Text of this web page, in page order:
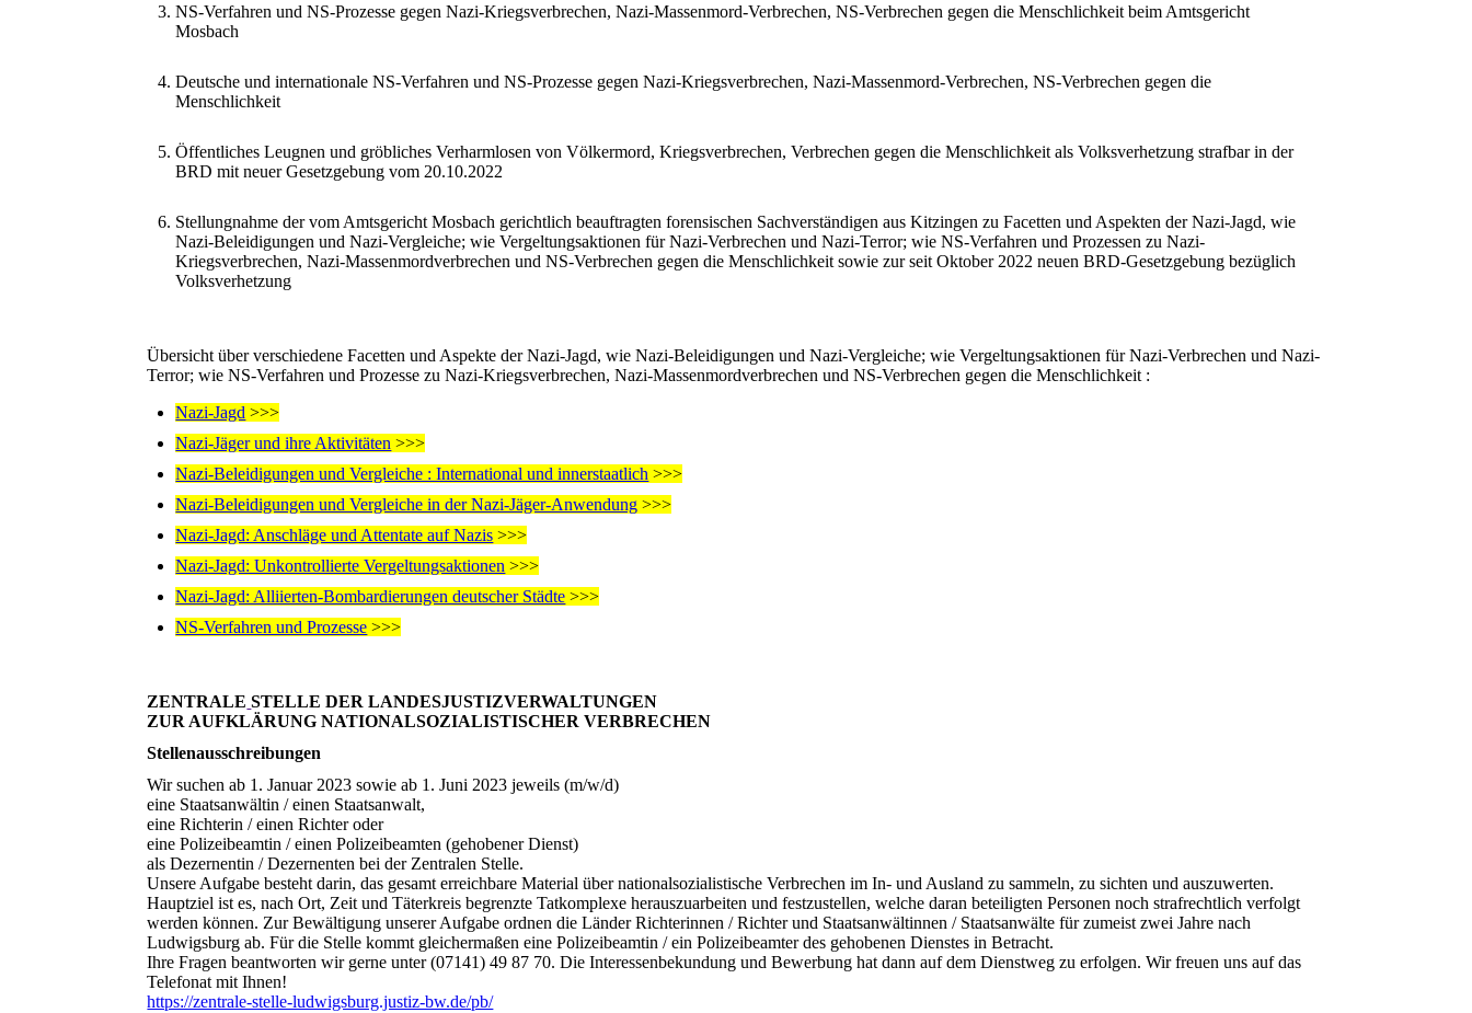
NS-Verfahren und NS-Prozesse gegen Nazi-Kriegsverbrechen, Nazi-Massenmord-Verbrechen, NS-Verbrechen gegen die Menschlichkeit beim Amtsgericht
Mosbach
Deutsche und internationale NS-Verfahren und NS-Prozesse gegen Nazi-Kriegsverbrechen, Nazi-Massenmord-Verbrechen, NS-Verbrechen gegen die
Menschlichkeit
Öffentliches Leugnen und gröbliches Verharmlosen von Völkermord, Kriegsverbrechen, Verbrechen gegen die Menschlichkeit als Volksverhetzung strafbar in der
BRD mit neuer Gesetzgebung vom 20.10.2022
Stellungnahme der vom Amtsgericht Mosbach gerichtlich beauftragten forensischen Sachverständigen aus Kitzingen zu Facetten und Aspekten der Nazi-Jagd, wie
Nazi-Beleidigungen und Nazi-Vergleiche; wie Vergeltungsaktionen für Nazi-Verbrechen und Nazi-Terror; wie NS-Verfahren und Prozessen zu Nazi-
Kriegsverbrechen, Nazi-Massenmordverbrechen und NS-Verbrechen gegen die Menschlichkeit sowie zur seit Oktober 2022 neuen BRD-Gesetzgebung bezüglich
Volksverhetzung
Übersicht über verschiedene Facetten und Aspekte der Nazi-Jagd, wie Nazi-Beleidigungen und Nazi-Vergleiche; wie Vergeltungsaktionen für Nazi-Verbrechen und Nazi-
Terror; wie NS-Verfahren und Prozesse zu Nazi-Kriegsverbrechen, Nazi-Massenmordverbrechen und NS-Verbrechen gegen die Menschlichkeit :
Nazi-Jagd >>>
Nazi-Jäger und ihre Aktivitäten >>>
Nazi-Beleidigungen und Vergleiche : International und innerstaatlich >>>
Nazi-Beleidigungen und Vergleiche in der Nazi-Jäger-Anwendung >>>
Nazi-Jagd: Anschläge und Attentate auf Nazis >>>
Nazi-Jagd: Unkontrollierte Vergeltungsaktionen >>>
Nazi-Jagd: Alliierten-Bombardierungen deutscher Städte >>>
NS-Verfahren und Prozesse >>>
ZENTRALE STELLE DER LANDESJUSTIZVERWALTUNGEN
ZUR AUFKLÄRUNG NATIONALSOZIALISTISCHER VERBRECHEN
Stellenausschreibungen
Wir suchen ab 1. Januar 2023 sowie ab 1. Juni 2023 jeweils (m/w/d)
eine Staatsanwältin / einen Staatsanwalt,
eine Richterin / einen Richter oder
eine Polizeibeamtin / einen Polizeibeamten (gehobener Dienst)
als Dezernentin / Dezernenten bei der Zentralen Stelle.
Unsere Aufgabe besteht darin, das gesamt erreichbare Material über nationalsozialistische Verbrechen im In- und Ausland zu sammeln, zu sichten und auszuwerten.
Hauptziel ist es, nach Ort, Zeit und Täterkreis begrenzte Tatkomplexe herauszuarbeiten und festzustellen, welche daran beteiligten Personen noch strafrechtlich verfolgt
werden können. Zur Bewältigung unserer Aufgabe ordnen die Länder Richterinnen / Richter und Staatsanwältinnen / Staatsanwälte für zumeist zwei Jahre nach
Ludwigsburg ab. Für die Stelle kommt gleichermaßen eine Polizeibeamtin / ein Polizeibeamter des gehobenen Dienstes in Betracht.
Ihre Fragen beantworten wir gerne unter (07141) 49 87 70. Die Interessenbekundung und Bewerbung hat dann auf dem Dienstweg zu erfolgen. Wir freuen uns auf das
Telefonat mit Ihnen!
https://zentrale-stelle-ludwigsburg.justiz-bw.de/pb/